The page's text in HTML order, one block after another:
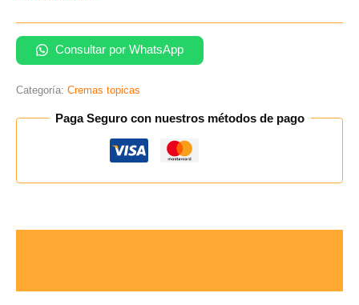
Consultar por WhatsApp
Categoría: Cremas topicas
Paga Seguro con nuestros métodos de pago